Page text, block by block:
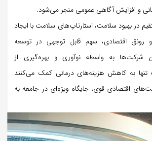
و افزایش آگاهی عمومی منجر می‌شود.
در بهبود سلامت، استارتاپ‌های سلامت با ایجاد
اقتصادی، سهم قابل توجهی در توسعه
شرکت‌ها به واسطه نوآوری و بهره‌گیری از
تنها به کاهش هزینه‌های درمانی کمک می‌کنند
اقتصادی قوی، جایگاه ویژه‌ای در جامعه به